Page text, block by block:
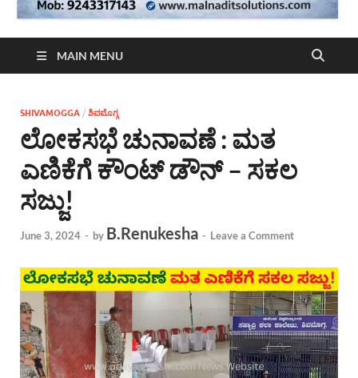
MAIN MENU
SHIVAMOGGA / ಶಿವಮೊಗ್ಗ
ಲೋಕಸಭೆ ಚುನಾವಣೆ : ಮತ
ಎಣಿಕೆಗೆ ಕೌಂಟ್ ಡೌನ್ – ಸಕಲ
ಸಜ್ಜು!
June 3, 2024 - by B.Renukesha - Leave a Comment